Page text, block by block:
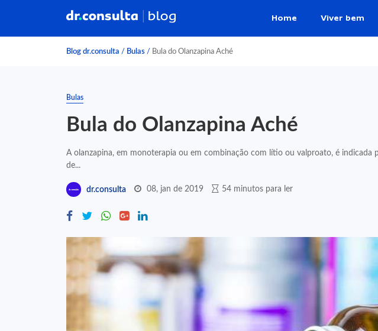
Home Viver bem
Blog dr.consulta / Bulas / Bula do Olanzapina Aché
Bulas
Bula do Olanzapina Aché
A olanzapina, em monoterapia ou em combinação com lítio ou valproato, é indicada
de...
dr.consulta 08, jan de 2019 54 minutos para ler